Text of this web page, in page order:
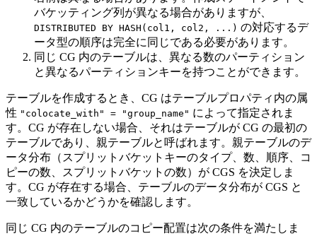
バケッティング列が異なる場合がありますが、
DISTRIBUTED BY HASH(col1, col2, ...) の対応するデ
ータ型の順序は完全に同じである必要があります。
同じ CG 内のテーブルは、異なる数のパーティション
と異なるパーティションキーを持つことができます。
テーブルを作成するとき、CG はテーブルプロパティ内の属
性 "colocate_with" = "group_name" によって指定されま
す。CG が存在しない場合、それはテーブルが CG の最初の
テーブルであり、親テーブルと呼ばれます。親テーブルのデ
ータ分布（スプリットバケットキーのタイプ、数、順序、コ
ピーの数、スプリットバケットの数）が CGS を決定しま
す。CG が存在する場合、テーブルのデータ分布が CGS と
一致しているかどうかを確認します。
同じ CG 内のテーブルのコピー配置は次の条件を満たしま